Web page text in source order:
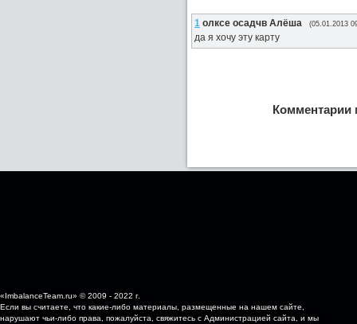
1 олксе осадчв Алёша (05.01.2013
да я хочу эту карту
Комментарии
«ImbalanceTeam.ru» © 2009 - 2022 г.
Если вы считаете, что какие-либо материалы, размещенные на нашем сайте,
нарушают чьи-либо права, пожалуйста, свяжитесь с Администрацией сайта, и мы